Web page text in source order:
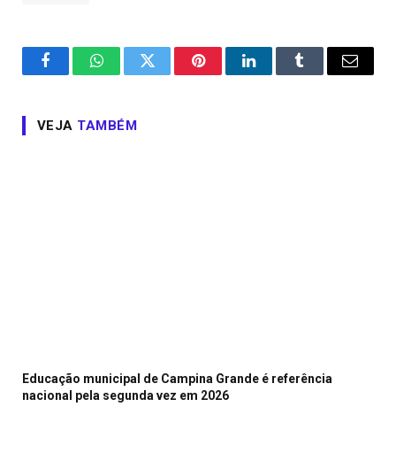
FacebookWhatsAppTwitter PinterestLinkedInTumblr Email
VEJA TAMBÉM
Educação municipal de Campina Grande é referência
nacional pela segunda vez em 2026